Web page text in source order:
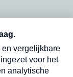
in
Verzend